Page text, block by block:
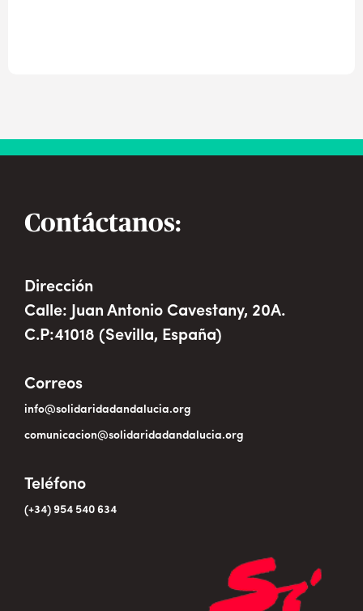
Contáctanos:
Dirección
Calle: Juan Antonio Cavestany, 20A.
C.P:41018 (Sevilla, España)
Correos
info@solidaridadandalucia.org
comunicacion@solidaridadandalucia.org
Teléfono
(+34) 954 540 634